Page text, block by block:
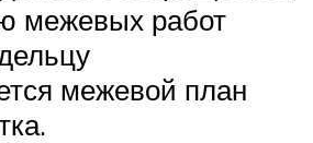
межевых работ
межевой план